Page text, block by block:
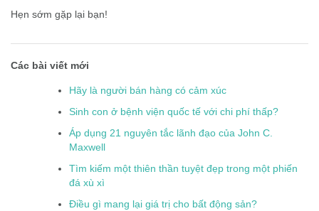
Hẹn sớm gặp lại bạn!
Các bài viết mới
Hãy là người bán hàng có cảm xúc
Sinh con ở bệnh viện quốc tế với chi phí thấp?
Áp dụng 21 nguyên tắc lãnh đạo của John C.
Maxwell
Tìm kiếm một thiên thần tuyệt đẹp trong một phiến
đá xù xì
Điều gì mang lại giá trị cho bất động sản?